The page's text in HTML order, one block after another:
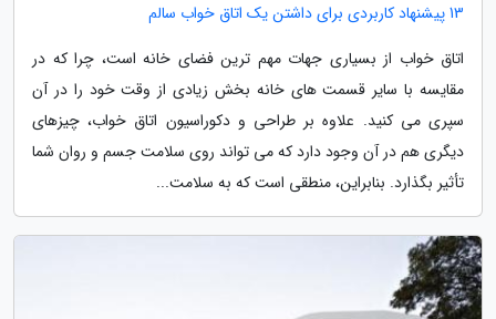
13 پیشنهاد کاربردی برای داشتن یک اتاق خواب سالم
اتاق خواب از بسیاری جهات مهم ترین فضای خانه است، چرا که در
مقایسه با سایر قسمت های خانه بخش زیادی از وقت خود را در آن
سپری می کنید. علاوه بر طراحی و دکوراسیون اتاق خواب، چیزهای
دیگری هم در آن وجود دارد که می تواند روی سلامت جسم و روان شما
تأثیر بگذارد. بنابراین، منطقی است که به سلامت...